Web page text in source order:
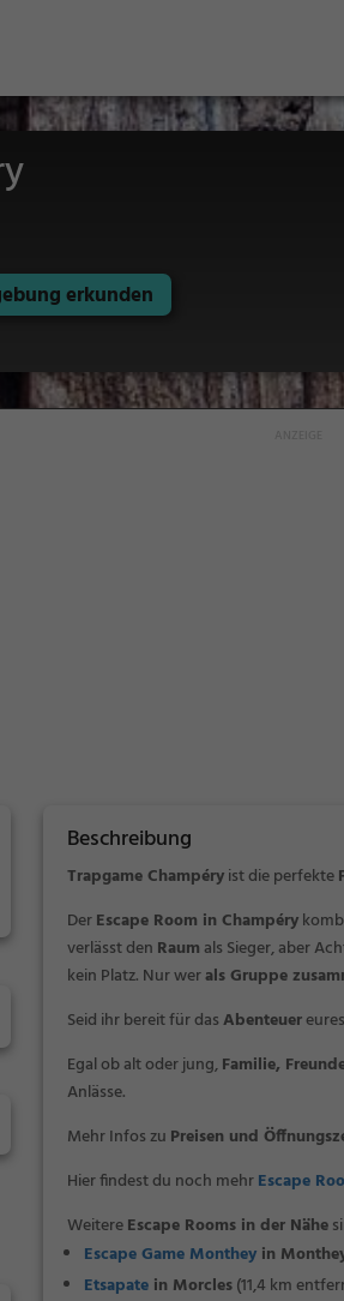
erkunden
Beschreibung
Trapgame Champéryist die perfekte
DerEscape Room in Champéry
verlässt den Raum als Sieger, aber
kein Platz. Nur werals Gruppe
Seid ihr bereit für dasAbenteuer
Egal ob alt oder jung,Familie,
Anlässe.
Mehr Infos zu Preisen und
Hier findest du noch mehrEscape
WeitereEscape Rooms in der Nähe
Escape Game Monthey in
Etsapate in Morcles(11,4 km